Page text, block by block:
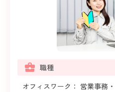
職種
オフィスワーク： 営業事務